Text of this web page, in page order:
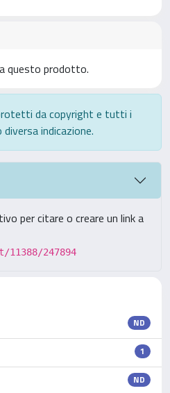
questo prodotto.
da copyright e tutti i
indicazione.
per citare o creare un link a
247894
ND
1
ND